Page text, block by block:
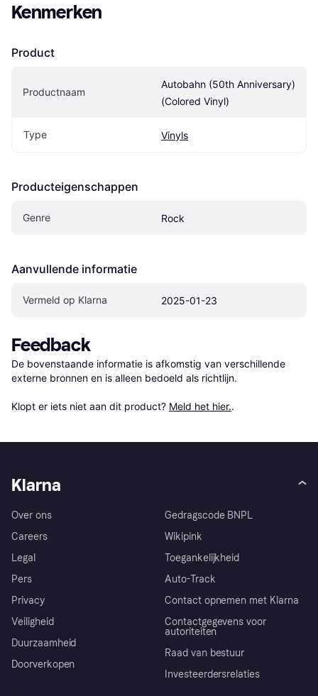
Kenmerken
Product
Productnaam
Autobahn (50th Anniversary)
(Colored Vinyl)
Type Vinyls
Producteigenschappen
Genre Rock
Aanvullende informatie
Vermeld op Klarna 2025-01-23
Feedback
De bovenstaande informatie is afkomstig van verschillende
externe bronnen en is alleen bedoeld als richtlijn.
Klopt er iets niet aan dit product? Meld het hier..
Klarna
Over ons
Careers
Legal
Pers
Privacy
Veiligheid
Duurzaamheid
Doorverkopen
Gedragscode BNPL
Wikipink
Toegankelijkheid
Auto-Track
Contact opnemen met Klarna
Contactgegevens voor
autoriteiten
Raad van bestuur
Investeerdersrelaties